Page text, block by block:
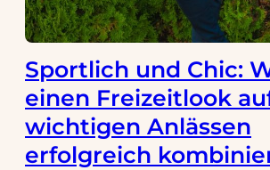
Sportlich und Chic:
einen Freizeitlook
wichtigen Anlässen
erfolgreich